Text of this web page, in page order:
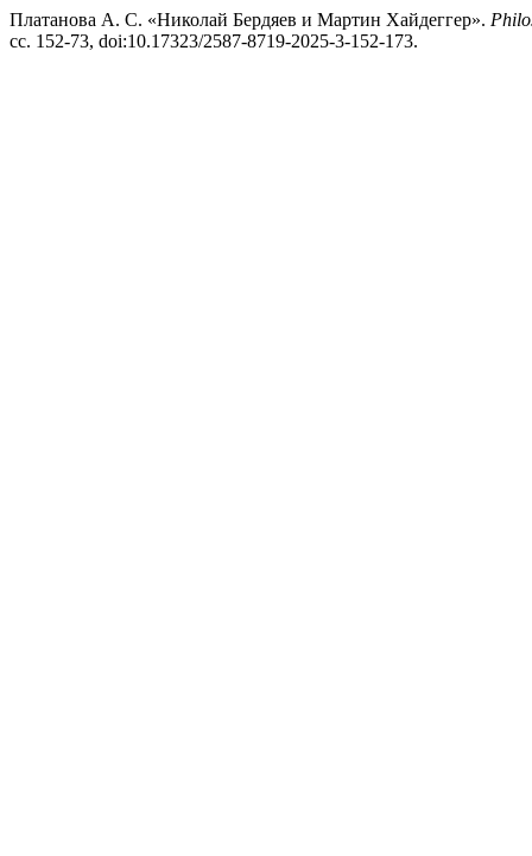
Платанова А. С. «Николай Бердяев и Мартин Хайдеггер».
сс. 152-73, doi:10.17323/2587-8719-2025-3-152-173.